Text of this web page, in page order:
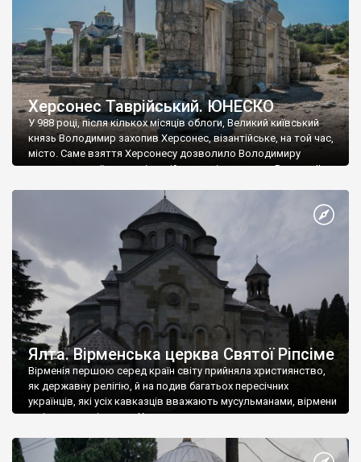
Херсонес Таврійський. ЮНЕСКО
У 988 році, після кількох місяців облоги, Великий київський
князь Володимир захопив Херсонес, візантійське, на той час,
місто. Саме взяття Херсонесу дозволило Володимиру
диктувати свої умови візантійському імператору Василю ІІ, та
Херсонесі Володимир-язичник, став Василем-християнином.
А потім було Хрещення Русі. На честь Херсонесу Таврійського
Ялта. Вірменська церква Святої Ріпсіме
Вірменія першою серед країн світу прийняла християнство,
як державну релігію, й на подив багатьох пересічних
українців, які усіх кавказців вважають мусульманами, вірмени
є відданими вірянами Христа